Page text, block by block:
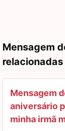
Mensagem
relacionadas
Mensagem
aniversário
minha irmã